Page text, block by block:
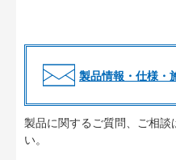
製品情報・仕様・
製品に関するご質問、ご相談
い。